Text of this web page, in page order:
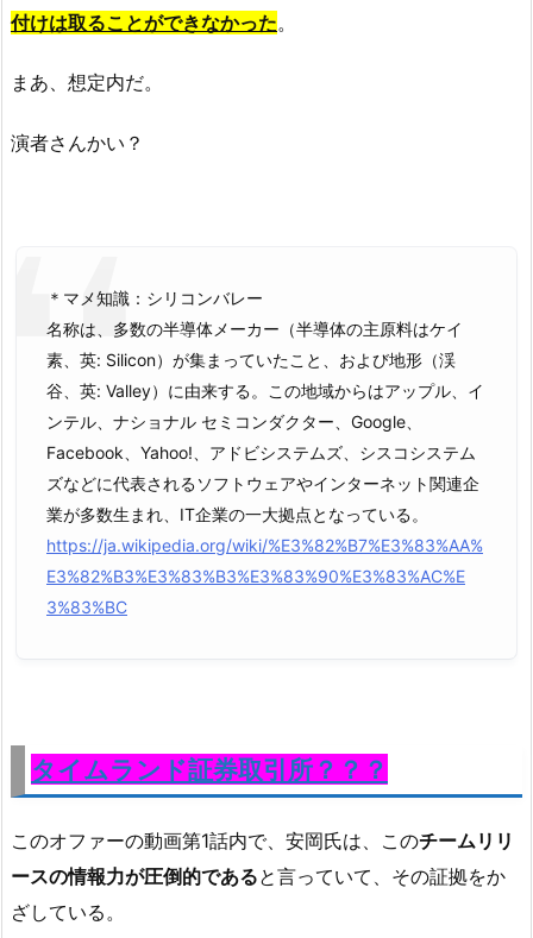
付けは取ることができなかった。
まあ、想定内だ。
演者さんかい？
＊マメ知識：シリコンバレー
名称は、多数の半導体メーカー（半導体の主原料はケイ
素、英: Silicon）が集まっていたこと、および地形（渓
谷、英: Valley）に由来する。この地域からはアップル、イ
ンテル、ナショナル セミコンダクター、Google、
Facebook、Yahoo!、アドビシステムズ、シスコシステム
ズなどに代表されるソフトウェアやインターネット関連企
業が多数生まれ、IT企業の一大拠点となっている。
https://ja.wikipedia.org/wiki/%E3%82%B7%E3%83%AA%
E3%82%B3%E3%83%B3%E3%83%90%E3%83%AC%E
3%83%BC
タイムランド証券取引所？？？
このオファーの動画第1話内で、安岡氏は、このチームリリ
ースの情報力が圧倒的であると言っていて、その証拠をか
ざしている。